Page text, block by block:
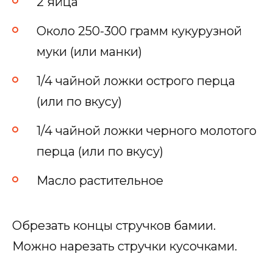
Около 250-300 грамм кукурузной
муки (или манки)
1/4 чайной ложки острого перца
(или по вкусу)
1/4 чайной ложки черного молотого
перца (или по вкусу)
Масло растительное
Обрезать концы стручков бамии.
Можно нарезать стручки кусочками.